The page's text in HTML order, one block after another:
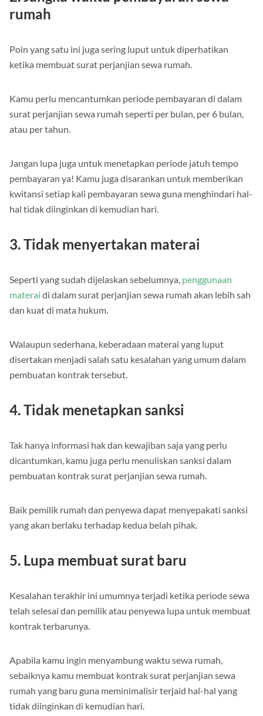
rumah
Poin yang satu ini juga sering luput untuk diperhatikan
ketika membuat surat perjanjian sewa rumah.
Kamu perlu mencantumkan periode pembayaran di dalam
surat perjanjian sewa rumah seperti per bulan, per 6 bulan,
atau per tahun.
Jangan lupa juga untuk menetapkan periode jatuh tempo
pembayaran ya! Kamu juga disarankan untuk memberikan
kwitansi setiap kali pembayaran sewa guna menghindari hal-
hal tidak diinginkan di kemudian hari.
3. Tidak menyertakan materai
Seperti yang sudah dijelaskan sebelumnya, penggunaan
materai di dalam surat perjanjian sewa rumah akan lebih sah
dan kuat di mata hukum.
Walaupun sederhana, keberadaan materai yang luput
disertakan menjadi salah satu kesalahan yang umum dalam
pembuatan kontrak tersebut.
4. Tidak menetapkan sanksi
Tak hanya informasi hak dan kewajiban saja yang perlu
dicantumkan, kamu juga perlu menuliskan sanksi dalam
pembuatan kontrak surat perjanjian sewa rumah.
Baik pemilik rumah dan penyewa dapat menyepakati sanksi
yang akan berlaku terhadap kedua belah pihak.
5. Lupa membuat surat baru
Kesalahan terakhir ini umumnya terjadi ketika periode sewa
telah selesai dan pemilik atau penyewa lupa untuk membuat
kontrak terbarunya.
Apabila kamu ingin menyambung waktu sewa rumah,
sebaiknya kamu membuat kontrak surat perjanjian sewa
rumah yang baru guna meminimalisir terjaid hal-hal yang
tidak diinginkan di kemudian hari.